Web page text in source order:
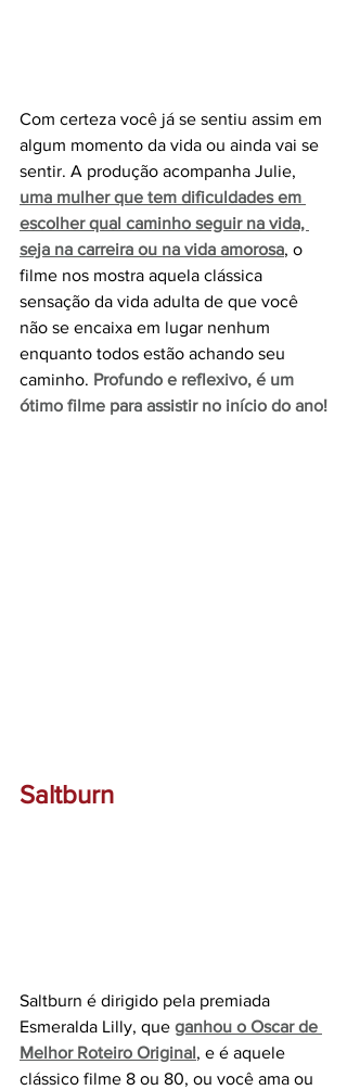
Com certeza você já se sentiu assim em
algum momento da vida ou ainda vai se
sentir. A produção acompanha Julie,
uma mulher que tem dificuldades em
escolher qual caminho seguir na vida,
seja na carreira ou na vida amorosa, o
filme nos mostra aquela clássica
sensação da vida adulta de que você
não se encaixa em lugar nenhum
enquanto todos estão achando seu
caminho. Profundo e reflexivo, é um
ótimo filme para assistir no início do ano!
Saltburn
Saltburn é dirigido pela premiada
Esmeralda Lilly, que ganhou o Oscar de
Melhor Roteiro Original, e é aquele
clássico filme 8 ou 80, ou você ama ou